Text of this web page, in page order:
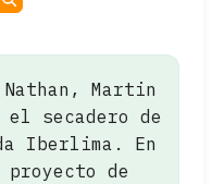
Martin
secadero de
Iberlima. En
proyecto de